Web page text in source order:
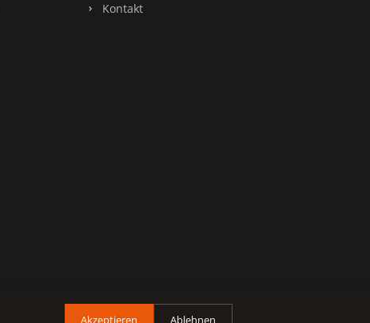
Kontakt
Akzeptieren Ablehnen